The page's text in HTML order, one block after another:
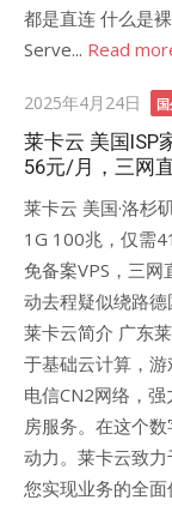
都是直连 什么是
Serve... Read
Posted
on
2025年4月24日
莱卡云 美国ISP
56元/月，三网
莱卡云 美国·洛杉
1G 100兆，仅需
免备案VPS，三
动去程疑似绕路德
莱卡云简介 广东
于基础云计算，
电信CN2网络，
房服务。在这个
动力。莱卡云致
您实现业务的全